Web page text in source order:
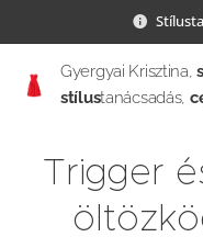
Gyergyai Krisztina,
stílustanácsadás,
Trigger